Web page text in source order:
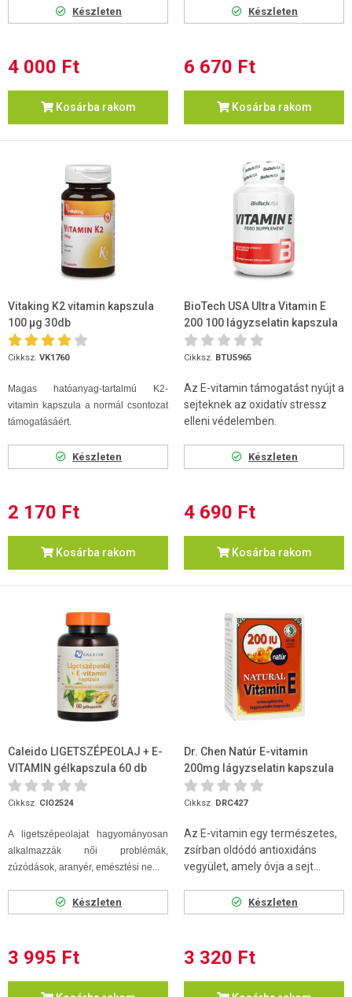
Készleten
4 000 Ft
Kosárba rakom
Készleten
6 670 Ft
Kosárba rakom
Vitaking K2 vitamin kapszula
100 µg 30db
Cikksz. VK1760
Magas hatóanyag-tartalmú K2-
vitamin kapszula a normál csontozat
támogatásáért.
Készleten
2 170 Ft
Kosárba rakom
BioTech USA Ultra Vitamin E
200 100 lágyzselatin kapszula
Cikksz. BTU5965
Az E-vitamin támogatást nyújt a
sejteknek az oxidatív stressz
elleni védelemben.
Készleten
4 690 Ft
Kosárba rakom
Caleido LIGETSZÉPEOLAJ + E-
VITAMIN gélkapszula 60 db
Cikksz. CIO2524
A ligetszépeolajat hagyományosan
alkalmazzák női problémák,
zúzódások, aranyér, emésztési ne...
Készleten
3 995 Ft
Dr. Chen Natúr E-vitamin
200mg lágyzselatin kapszula
60 db
Cikksz. DRC427
Az E-vitamin egy természetes,
zsírban oldódó antioxidáns
vegyület, amely óvja a sejt...
Készleten
3 320 Ft